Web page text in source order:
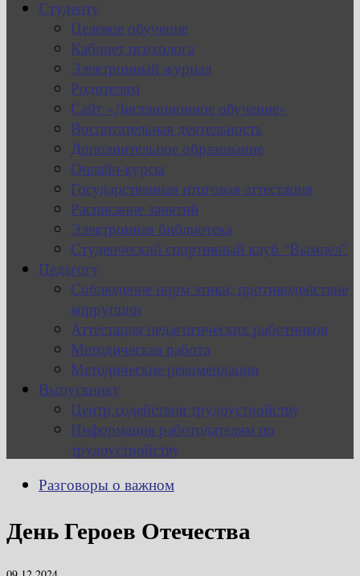
Студенту
Целевое обучение
Кабинет психолога
Электронный журнал
Родителям
Сайт «Дистанционное обучение»
Воспитательная деятельность
Дополнительное образование
Онлайн-курсы
Государственная итоговая аттестация
Расписание занятий
Электронная библиотека
Студенческий спортивный клуб “Вымпел”
Педагогу
Соблюдение норм этики, противодействие
коррупции
Аттестация педагогических работников
Методическая работа
Методические рекомендации
Выпускнику
Центр содействия трудоустройству
Информация работодателям по
трудоустройству
Разговоры о важном
День Героев Отечества